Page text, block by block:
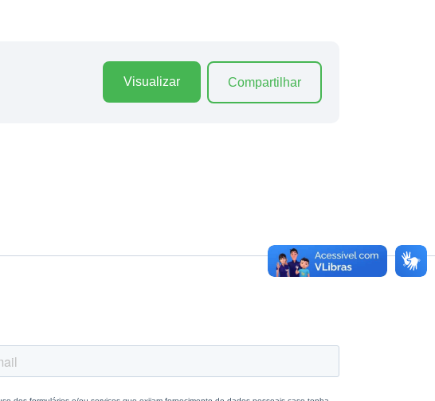
Visualizar Compartilhar